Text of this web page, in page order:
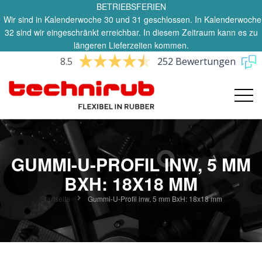
BETRIEBSFERIEN
Wir sind in Kalenderwoche 30 und 31 geschlossen. In Kalenderwoche
32 sind wir eingeschränkt erreichbar. In diesem Zeitraum kann es zu
längeren Lieferzeiten kommen.
8.5 252 Bewertungen
GUMMI-U-PROFIL INW, 5 MM
BXH: 18X18 MM
Startseite Gummi-U-Profil inw, 5 mm BxH: 18x18 mm